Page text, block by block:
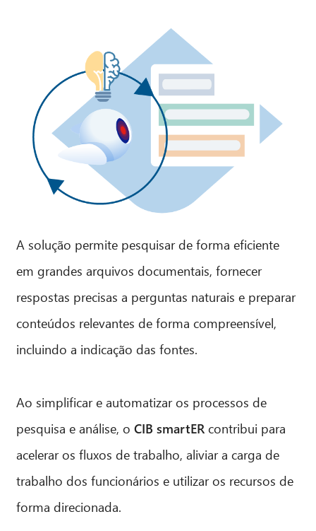
A solução permite pesquisar de forma eficiente
em grandes arquivos documentais, fornecer
respostas precisas a perguntas naturais e preparar
conteúdos relevantes de forma compreensível,
incluindo a indicação das fontes.
Ao simplificar e automatizar os processos de
pesquisa e análise, oCIB smartER contribui para
acelerar os fluxos de trabalho, aliviar a carga de
trabalho dos funcionários e utilizar os recursos de
forma direcionada.
Olá! O que posso fazer por si?